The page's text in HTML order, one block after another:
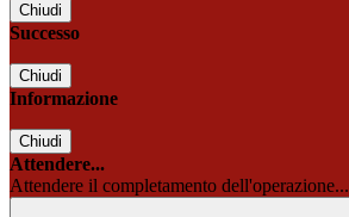
Chiudi
Successo
Chiudi
Informazione
Chiudi
Attendere...
Attendere il completamento dell'operazione...